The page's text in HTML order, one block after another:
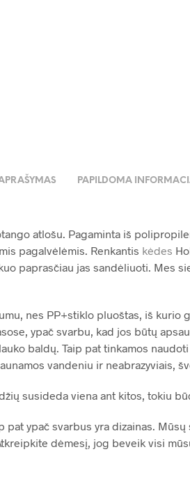
PAPILDOMA
atlošu. Pagaminta iš
pagalvėlėmis. Renkantis kėdes
paprasčiau jas sandėliuoti. Mes
nes PP+stiklo pluoštas, iš kurio
ypač svarbu, kad jos būtų
baldų. Taip pat tinkamos
vandeniu ir neabrazyviais,
susideda viena ant kitos, tokiu
pat ypač svarbus yra dizainas.
dėmesį, jog beveik visi